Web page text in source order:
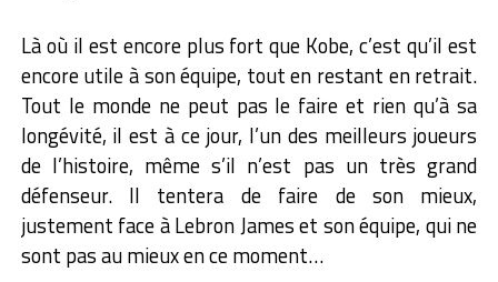
Là où il est encore plus fort que Kobe, c’est qu’il est
encore utile à son équipe, tout en restant en retrait.
Tout le monde ne peut pas le faire et rien qu’à sa
longévité, il est à ce jour, l’un des meilleurs joueurs
de l’histoire, même s’il n’est pas un très grand
défenseur. Il tentera de faire de son mieux,
justement face à Lebron James et son équipe, qui ne
sont pas au mieux en ce moment…